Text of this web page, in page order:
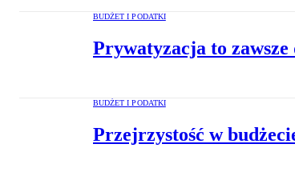
BUDŻET I PODATKI
Prywatyzacja to
BUDŻET I PODATKI
Przejrzystość w